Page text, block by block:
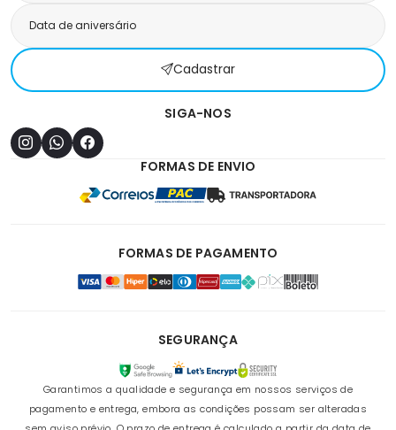
Cadastrar
SIGA-NOS
FORMAS DE ENVIO
FORMAS DE PAGAMENTO
SEGURANÇA
Garantimos a qualidade e segurança em nossos serviços de
pagamento e entrega, embora as condições possam ser alteradas